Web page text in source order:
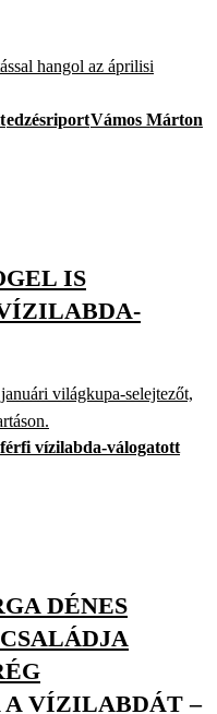
hangol az áprilisi
edzésriportVámos Márton
IS
világkupa-selejtezőt,
vízilabda-válogatott
DÉNES
A VÍZILABDÁT –